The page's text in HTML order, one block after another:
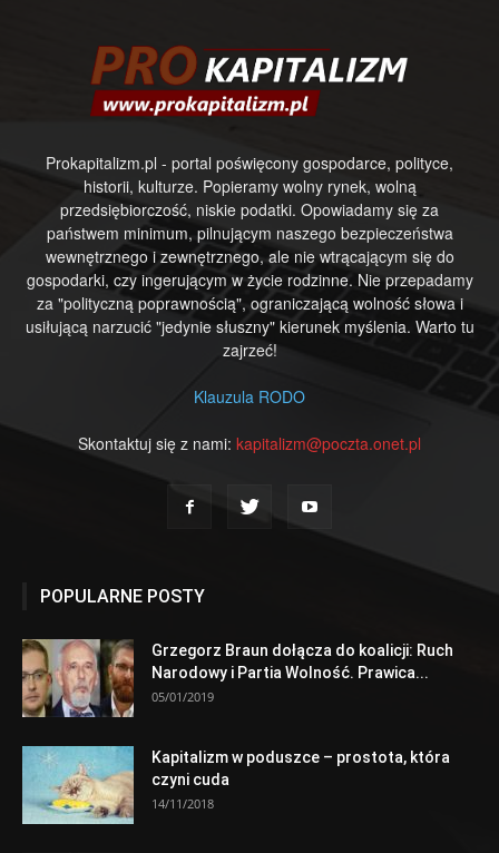
Prokapitalizm.pl - portal poświęcony gospodarce, polityce,
historii, kulturze. Popieramy wolny rynek, wolną
przedsiębiorczość, niskie podatki. Opowiadamy się za
państwem minimum, pilnującym naszego bezpieczeństwa
wewnętrznego i zewnętrznego, ale nie wtrącającym się do
gospodarki, czy ingerującym w życie rodzinne. Nie przepadamy
za "polityczną poprawnością", ograniczającą wolność słowa i
usiłującą narzucić "jedynie słuszny" kierunek myślenia. Warto tu
zajrzeć!
Klauzula RODO
Skontaktuj się z nami: kapitalizm@poczta.onet.pl
POPULARNE POSTY
Grzegorz Braun dołącza do koalicji: Ruch
Narodowy i Partia Wolność. Prawica...
05/01/2019
Kapitalizm w poduszce – prostota, która
czyni cuda
14/11/2018